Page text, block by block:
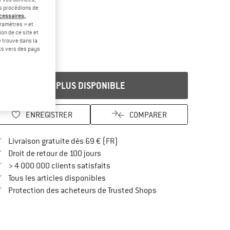
PLUS DISPONIBLE
ENREGISTRER COMPARER
Livraison gratuite dès 69 € (FR)
Droit de retour de 100 joursTrouve les informations de
> 4 000 000 clients satisfaits
Tous les articles disponibles
Protection des acheteurs de Trusted ShopsTrouve toutes les
procédions de
» et
de ce site et
trouve dans la
vers des pays